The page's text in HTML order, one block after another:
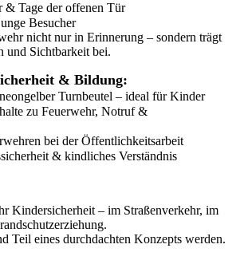
& Tage der offenen Tür
Besucher
nicht nur in Erinnerung – sondern trägt
und Sichtbarkeit bei.
& Bildung:
Turnbeutel – ideal für Kinder
zu Feuerwehr, Notruf &
bei der Öffentlichkeitsarbeit
& kindliches Verständnis
Kindersicherheit – im Straßenverkehr, im
Teil eines durchdachten Konzepts werden.